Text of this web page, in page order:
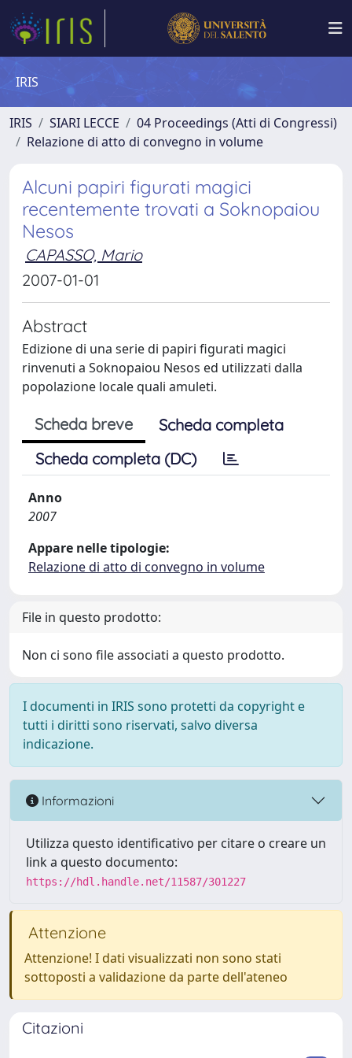
IRIS
IRIS SIARI LECCE
04 Proceedings (Atti di Congressi)
Relazione di atto di convegno in volume
Alcuni papiri figurati magici
recentemente trovati a Soknopaiou
Nesos
CAPASSO, Mario
2007-01-01
Abstract
Edizione di una serie di papiri figurati magici
rinvenuti a Soknopaiou Nesos ed utilizzati dalla
popolazione locale quali amuleti.
Scheda breve
Scheda completa
Scheda completa (DC)
Anno
2007
Appare nelle tipologie:
Relazione di atto di convegno in volume
File in questo prodotto:
Non ci sono file associati a questo prodotto.
I documenti in IRIS sono protetti da copyright e
tutti i diritti sono riservati, salvo diversa
indicazione.
Informazioni
Utilizza questo identificativo per citare o creare un
link a questo documento:
https://hdl.handle.net/11587/301227
Attenzione
Attenzione! I dati visualizzati non sono stati
sottoposti a validazione da parte dell'ateneo
Citazioni